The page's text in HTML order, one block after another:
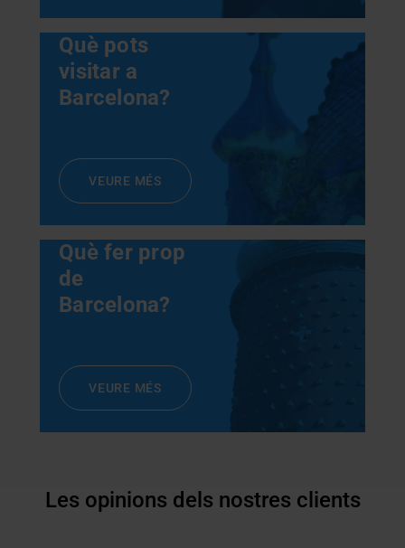
Què pots
visitar a
Barcelona?
VEURE MÉS
Què fer prop
de
Barcelona?
VEURE MÉS
Les opinions dels nostres clients